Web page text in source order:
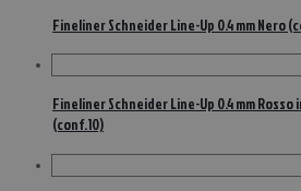
Fineliner Schneider Line-Up 0.4 mm Nero
Fineliner Schneider Line-Up 0.4 mm
(conf.10)